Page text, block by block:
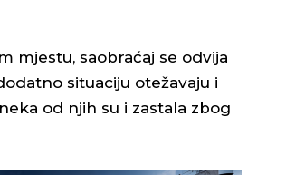
mjestu, saobraćaj se odvija
situaciju otežavaju i
od njih su i zastala zbog